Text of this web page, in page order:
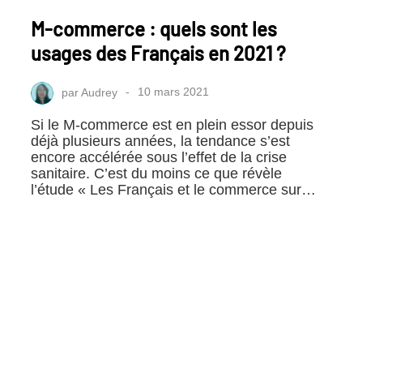
M-commerce : quels sont les
usages des Français en 2021 ?
parAudrey 10 mars 2021
Si le M-commerce est en plein essor depuis
déjà plusieurs années, la tendance s’est
encore accélérée sous l’effet de la crise
sanitaire. C’est du moins ce que révèle
l’étude « Les Français et le commerce sur…